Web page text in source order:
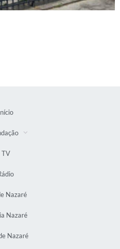
TV
Nazaré
Nazaré
Nazaré